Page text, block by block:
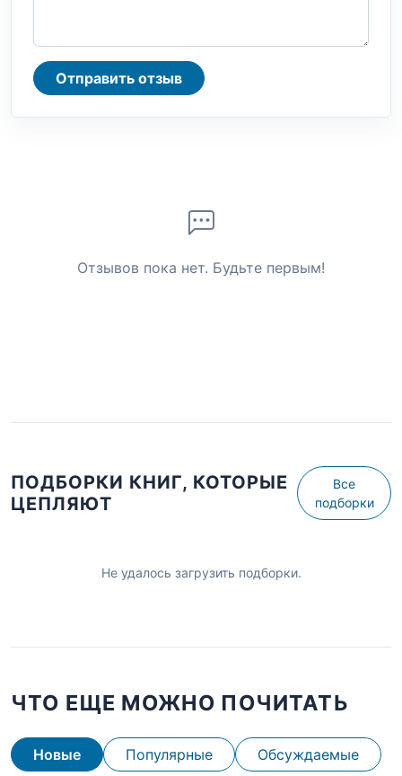
Отправить отзыв
Отзывов пока нет. Будьте первым!
ПОДБОРКИ КНИГ, КОТОРЫЕ
ЦЕПЛЯЮТ
Все
подборки
Не удалось загрузить подборки.
ЧТО ЕЩЕ МОЖНО ПОЧИТАТЬ
Новые Популярные Обсуждаемые